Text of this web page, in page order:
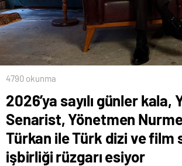
4790 okunma
2026’ya sayılı günler kala,
Senarist, Yönetmen
Türkan ile Türk dizi ve film
işbirliği rüzgarı esiyor